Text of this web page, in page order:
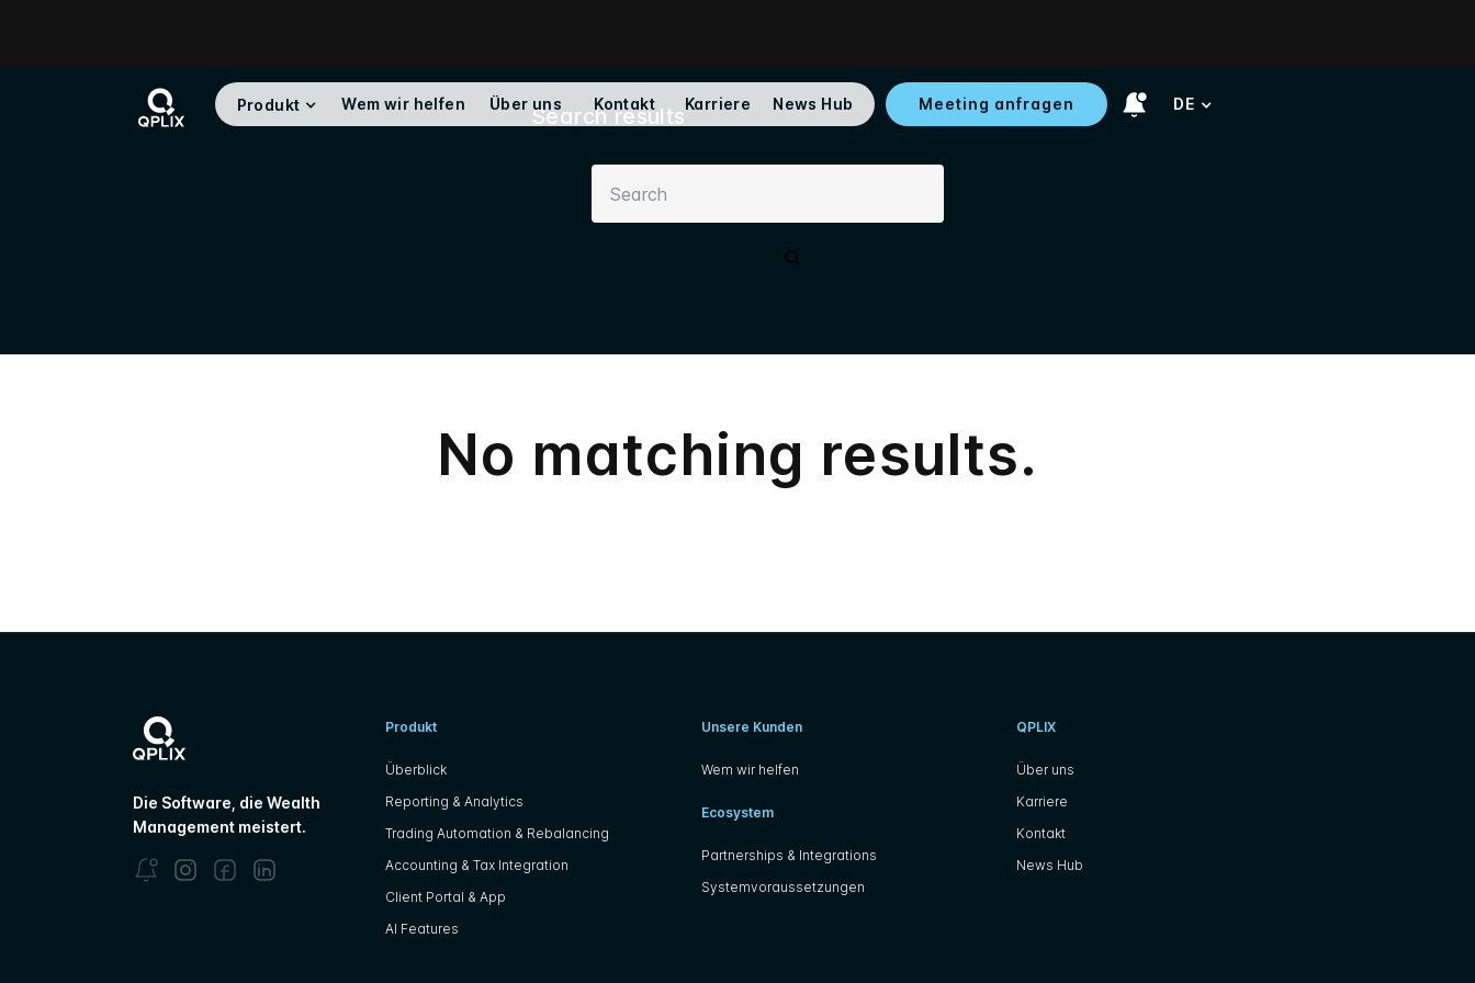
Produkt Wem wir helfen Über uns Kontakt Karriere News Hub Meeting anfragen DE
Search results
No matching results.
Die Software, die Wealth
Management meistert.
Produkt
Überblick
Reporting & Analytics
Trading Automation & Rebalancing
Accounting & Tax Integration
Client Portal & App
AI Features
Unsere Kunden
Wem wir helfen
Ecosystem
Partnerships & Integrations
Systemvoraussetzungen
QPLIX
Über uns
Karriere
Kontakt
News Hub